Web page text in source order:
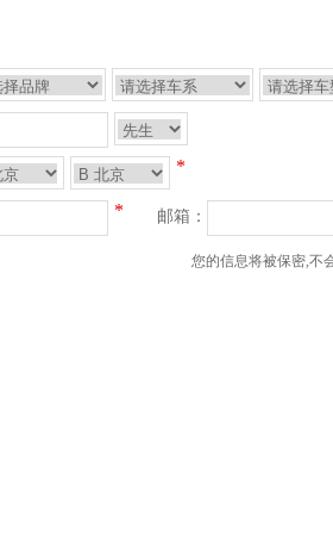
*
* 邮箱：
您的信息将被保密,不